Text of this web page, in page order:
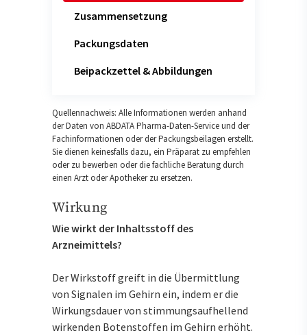
Zusammensetzung
Packungsdaten
Beipackzettel & Abbildungen
Quellennachweis: Alle Informationen werden anhand
der Daten von ABDATA Pharma-Daten-Service und der
Fachinformationen oder der Packungsbeilagen erstellt.
Sie dienen keinesfalls dazu, ein Präparat zu empfehlen
oder zu bewerben oder die fachliche Beratung durch
einen Arzt oder Apotheker zu ersetzen.
Wirkung
Wie wirkt der Inhaltsstoff des
Arzneimittels?
Der Wirkstoff greift in die Übermittlung
von Signalen im Gehirn ein, indem er die
Wirkungsdauer von stimmungsaufhellend
wirkenden Botenstoffen im Gehirn erhöht.